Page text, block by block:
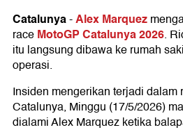
Catalunya-Alex Marquez
raceMotoGP Catalunya 2026.
itu langsung dibawa ke rumah
operasi.
Insiden mengerikan terjadi dalam
Catalunya, Minggu (17/5/2026)
dialami Alex Marquez ketika